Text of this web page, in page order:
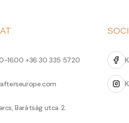
16.00 +36 30 335 5720
Barátság utca 2.